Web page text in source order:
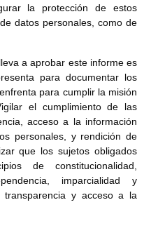
la protección de estos
datos personales, como de
a aprobar este informe es
para documentar los
para cumplir la misión
el cumplimiento de las
acceso a la información
personales, y rendición de
que los sujetos obligados
de constitucionalidad,
imparcialidad y
y acceso a la